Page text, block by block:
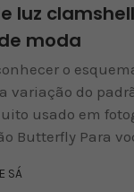
luz
moda
o
variação do
usado em
Butterfly Para
SÁ